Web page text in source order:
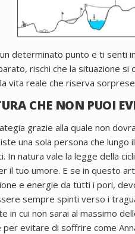
determinato punto e ti senti
rischi che la situazione si
vita reale che riserva
CHE NON PUOI
grazie alla quale non
una sola persona che lungo
natura vale la legge della
il tuo umore. E se in questo
e energie da tutti i pori,
sempre spinti verso i
in cui non sarai al massimo
evitare di soffrire come